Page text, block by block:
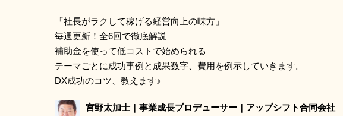
「社長がラクして稼げる経営向上の味方」
毎週更新！全6回で徹底解説
補助金を使って低コストで始められる
テーマごとに成功事例と成果数字、費用を例示していきます。
DX成功のコツ、教えます♪
宮野太加士｜事業成長プロデューサー｜アップシフト合同会社